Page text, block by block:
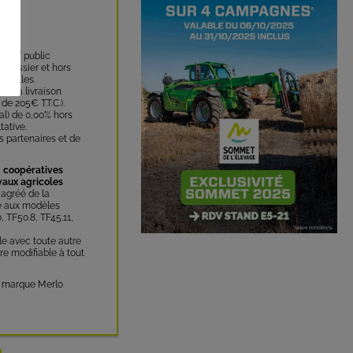
tarif public
dossier et hors
de la livraison
205€ T.T.C.).
de 0,00% hors
partenaires et de
coopératives
agricoles
de la
aux modèles
TF50.8, TF45.11,
avec toute autre
modifiable à tout
marque Merlo